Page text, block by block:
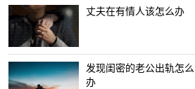
丈夫在有情人该怎么办
发现闺密的老公出轨怎么
办